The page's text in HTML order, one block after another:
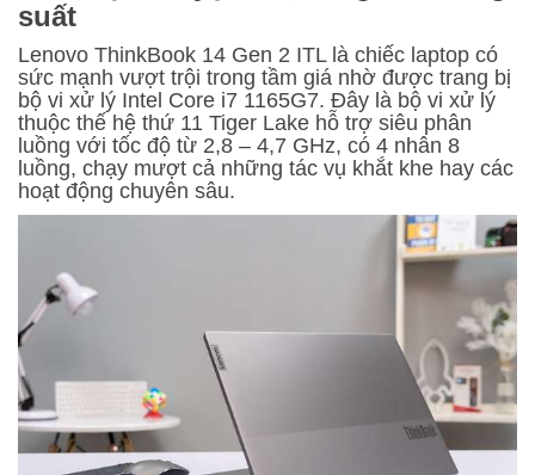
suất
Lenovo ThinkBook 14 Gen 2 ITL là chiếc laptop có
sức mạnh vượt trội trong tầm giá nhờ được trang bị
bộ vi xử lý Intel Core i7 1165G7. Đây là bộ vi xử lý
thuộc thế hệ thứ 11 Tiger Lake hỗ trợ siêu phân
luồng với tốc độ từ 2,8 – 4,7 GHz, có 4 nhân 8
luồng, chạy mượt cả những tác vụ khắt khe hay các
hoạt động chuyên sâu.